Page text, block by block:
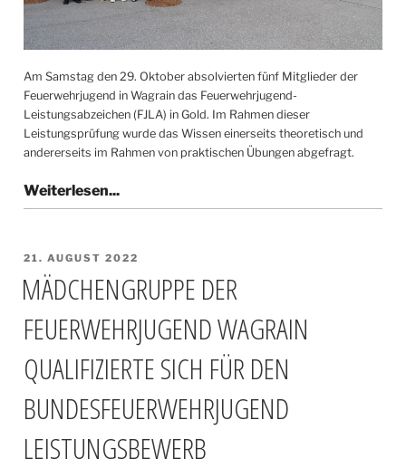
Am Samstag den 29. Oktober absolvierten fünf Mitglieder der
Feuerwehrjugend in Wagrain das Feuerwehrjugend-
Leistungsabzeichen (FJLA) in Gold. Im Rahmen dieser
Leistungsprüfung wurde das Wissen einerseits theoretisch und
andererseits im Rahmen von praktischen Übungen abgefragt.
VERÖFFENTLICHT
21. AUGUST 2022
MÄDCHENGRUPPE DER
FEUERWEHRJUGEND WAGRAIN
QUALIFIZIERTE SICH FÜR DEN
BUNDESFEUERWEHRJUGEND
LEISTUNGSBEWERB